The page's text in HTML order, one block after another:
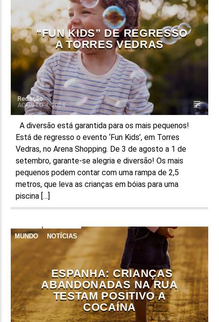
“FUN KIDS” DE REGRESSO
A TORRES VEDRAS
Redação
AGOSTO 4, 2024
A diversão está garantida para os mais pequenos!
Está de regresso o evento ‘Fun Kids’, em Torres
Vedras, no Arena Shopping. De 3 de agosto a 1 de
setembro, garante-se alegria e diversão! Os mais
pequenos podem contar com uma rampa de 2,5
metros, que leva as crianças em bóias para uma
piscina […]
MUNDO NOTÍCIAS
ESPANHA: CRIANÇAS
ABANDONADAS NA RUA
TESTAM POSITIVO A
COCAÍNA